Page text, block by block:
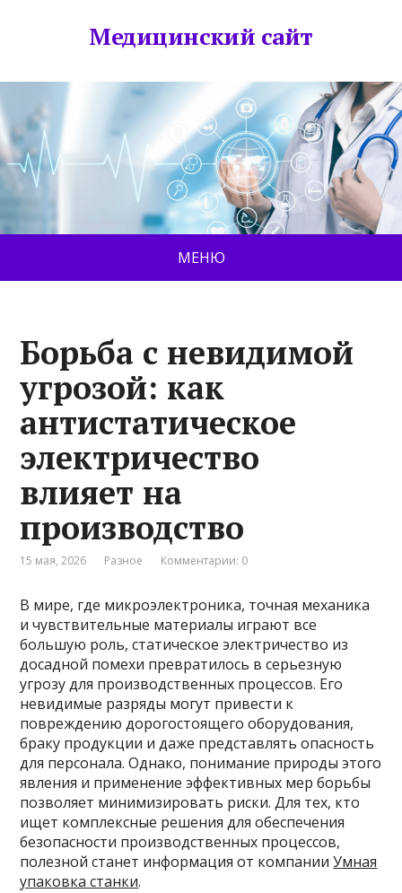
Медицинский сайт
МЕНЮ
Борьба с невидимой
угрозой: как
антистатическое
электричество
влияет на
производство
15 мая, 2026 Разное Комментарии: 0
В мире, где микроэлектроника, точная механика
и чувствительные материалы играют все
большую роль, статическое электричество из
досадной помехи превратилось в серьезную
угрозу для производственных процессов. Его
невидимые разряды могут привести к
повреждению дорогостоящего оборудования,
браку продукции и даже представлять опасность
для персонала. Однако, понимание природы этого
явления и применение эффективных мер борьбы
позволяет минимизировать риски. Для тех, кто
ищет комплексные решения для обеспечения
безопасности производственных процессов,
полезной станет информация от компанииУмная
упаковка станки.